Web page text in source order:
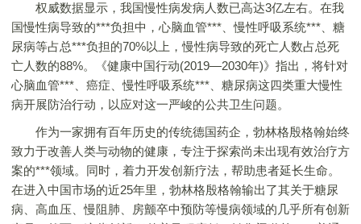
权威数据显示，我国慢性病发病人数已高达3亿左右。在我
国慢性病导致的***负担中，心脑血管***、慢性呼吸系统***、糖
尿病等占总***负担的70%以上，慢性病导致的死亡人数占总死
亡人数的88%。《健康中国行动(2019—2030年)》指出，将针对
心脑血管***、癌症、慢性呼吸系统***、糖尿病这四类重大慢性
病开展防治行动，以应对这一严峻的公共卫生问题。
作为一家拥有百年历史的传统德国药企，勃林格殷格翰始终
致力于改善人类与动物的健康，专注于探索尚未出现有效治疗方
案的***领域。同时，着力开发创新疗法，帮助患者延长生命。
在进入中国市场的近25年里，勃林格殷格翰输出了其关于糖尿
病、高血压、慢阻肺、房颤卒中预防等慢病领域的几乎所有创新